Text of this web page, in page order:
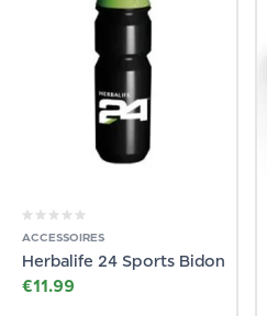
ACCESSOIRES
Herbalife 24 Sports Bidon
€11.99